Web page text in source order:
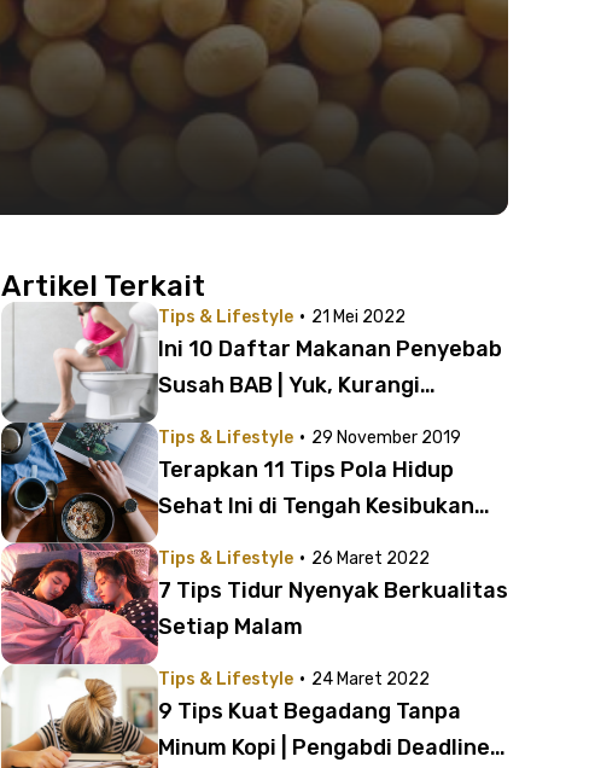
Artikel Terkait
Tips & Lifestyle · 21 Mei 2022
Ini 10 Daftar Makanan Penyebab
Susah BAB | Yuk, Kurangi
Tips & Lifestyle · 29 November 2019
Terapkan 11 Tips Pola Hidup
Sehat Ini di Tengah Kesibukan
Kamu Si Workaholic!
Tips & Lifestyle · 26 Maret 2022
7 Tips Tidur Nyenyak Berkualitas
Setiap Malam
Tips & Lifestyle · 24 Maret 2022
9 Tips Kuat Begadang Tanpa
Minum Kopi | Pengabdi Deadline